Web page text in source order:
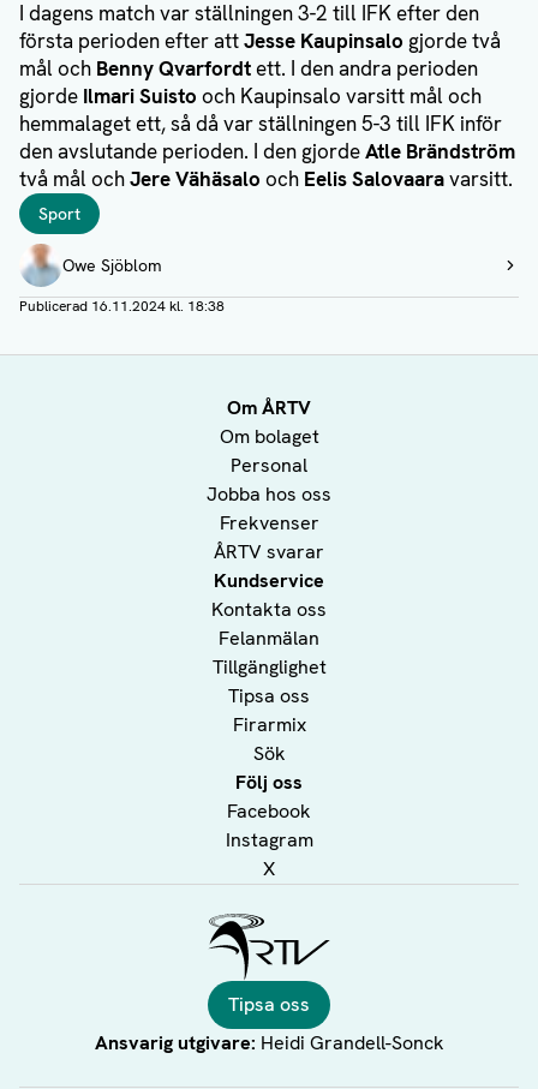
I dagens match var ställningen 3-2 till IFK efter den
första perioden efter attJesse Kaupinsalo gjorde två
mål och Benny Qvarfordtett. I den andra perioden
gjorde Ilmari Suisto och Kaupinsalo varsitt mål och
hemmalaget ett, så då var ställningen 5-3 till IFK inför
den avslutande perioden. I den gjordeAtle Brändström
två mål ochJere Vähäsalo och Eelis Salovaaravarsitt.
Taggar
Sport
Författare
Owe Sjöblom
Visa profil
Publicerad 16.11.2024 kl. 18:38
Om ÅRTV
Om bolaget
Personal
Jobba hos oss
Frekvenser
ÅRTV svarar
Kundservice
Kontakta oss
Felanmälan
Tillgänglighet
Tipsa oss
Firarmix
Sök
Följ oss
Facebook
Instagram
X
Tipsa oss
Ansvarig utgivare: Heidi Grandell-Sonck